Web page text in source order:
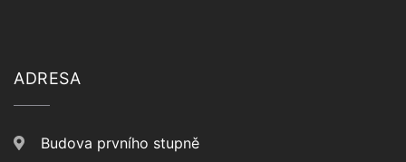
ADRESA
Budova prvního stupně